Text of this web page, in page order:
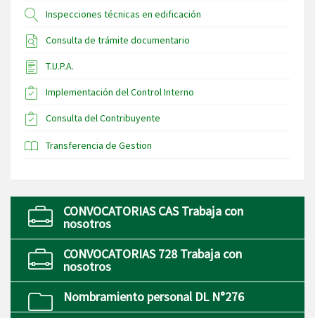
Inspecciones técnicas en edificación
Consulta de trámite documentario
T.U.P.A.
Implementación del Control Interno
Consulta del Contribuyente
Transferencia de Gestion
CONVOCATORIAS CAS Trabaja con
nosotros
CONVOCATORIAS 728 Trabaja con
nosotros
Nombramiento personal DL N°276